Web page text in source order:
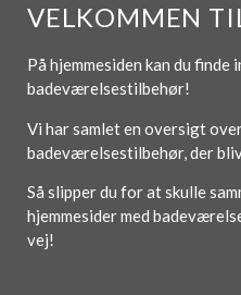
VELKOMMEN
På hjemmesiden kan du
badeværelsestilbehør!
Vi har samlet en oversigt
badeværelsestilbehør, der
Så slipper du for at skulle
hjemmesider med
vej!